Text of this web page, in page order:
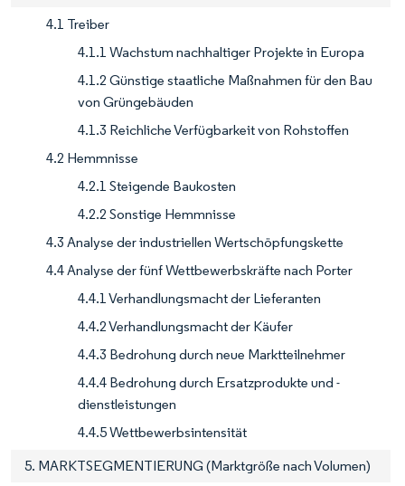
4.1 Treiber
4.1.1 Wachstum nachhaltiger Projekte in Europa
4.1.2 Günstige staatliche Maßnahmen für den Bau
von Grüngebäuden
4.1.3 Reichliche Verfügbarkeit von Rohstoffen
4.2 Hemmnisse
4.2.1 Steigende Baukosten
4.2.2 Sonstige Hemmnisse
4.3 Analyse der industriellen Wertschöpfungskette
4.4 Analyse der fünf Wettbewerbskräfte nach Porter
4.4.1 Verhandlungsmacht der Lieferanten
4.4.2 Verhandlungsmacht der Käufer
4.4.3 Bedrohung durch neue Marktteilnehmer
4.4.4 Bedrohung durch Ersatzprodukte und -
dienstleistungen
4.4.5 Wettbewerbsintensität
5. MARKTSEGMENTIERUNG (Marktgröße nach Volumen)